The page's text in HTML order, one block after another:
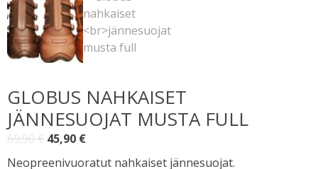
GLOBUS NAHKAISET
JÄNNESUOJAT MUSTA FULL
69,90€ Alkuperäinen
hinta
45,90 €Nykyinen
Neopreenivuoratut nahkaiset jännesuojat.